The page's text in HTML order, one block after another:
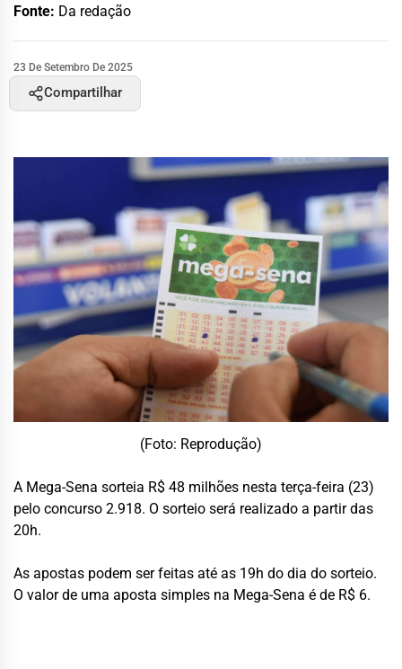
Fonte: Da redação
23 De Setembro De 2025
Compartilhar
(Foto: Reprodução)
A Mega-Sena sorteia R$ 48 milhões nesta terça-feira (23)
pelo concurso 2.918. O sorteio será realizado a partir das
20h.
As apostas podem ser feitas até as 19h do dia do sorteio.
O valor de uma aposta simples na Mega-Sena é de R$ 6.